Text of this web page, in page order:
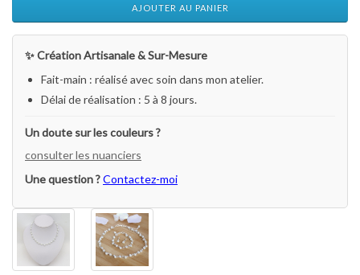
AJOUTER AU PANIER
✨ Création Artisanale & Sur-Mesure
Fait-main : réalisé avec soin dans mon atelier.
Délai de réalisation : 5 à 8 jours.
Un doute sur les couleurs ?
consulter les nuanciers
Une question ?Contactez-moi